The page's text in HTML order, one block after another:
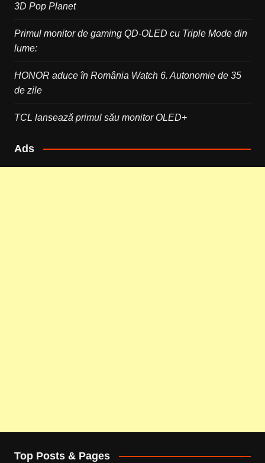
3D Pop Planet
Primul monitor de gaming QD-OLED cu Triple Mode din
lume:
HONOR aduce în România Watch 6. Autonomie de 35
de zile
TCL lansează primul său monitor OLED+
Ads
Top Posts & Pages